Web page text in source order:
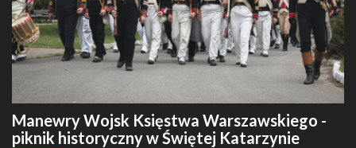
Manewry Wojsk Księstwa Warszawskiego -
piknik historyczny w Świętej Katarzynie